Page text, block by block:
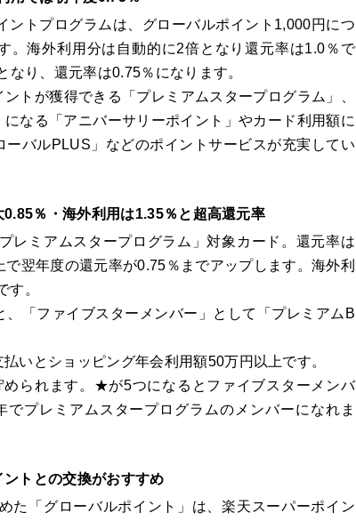
ントプログラムは、グローバルポイント1,000円につ
。海外利用分は自動的に2倍となり還元率は1.0％で
り、還元率は0.75％になります。
トが獲得できる「プレミアムスタープログラム」、
なる「アニバーサリーポイント」やカード利用額に
バルPLUS」などのポイントサービスが充実してい
％・海外利用は1.35％と超高還元率
レミアムスタープログラム」対象カード。還元率は
翌年度の還元率が0.75％までアップします。海外利
す。
「ファイブスターメンバー」として「プレミアムB
いとショッピング年会利用額50万円以上です。
られます。★が5つになるとファイブスターメンバ
プレミアムスタープログラムのメンバーになれま
トとの交換がおすすめ
た「グローバルポイント」は、楽天スーパーポイン